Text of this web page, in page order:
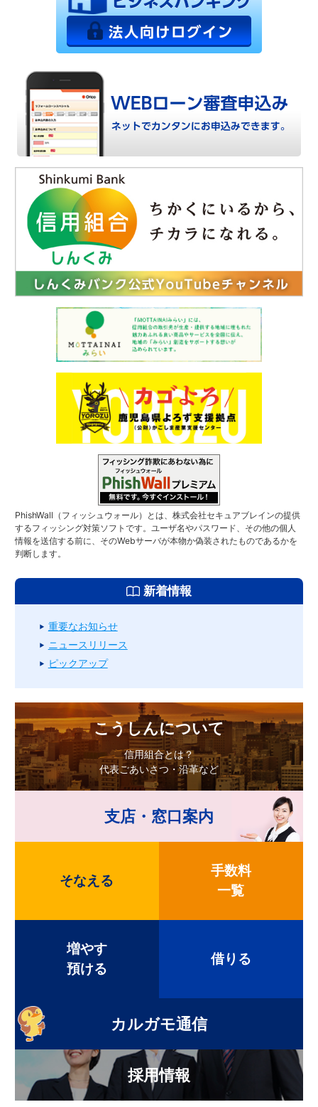
PhishWall（フィッシュウォール）とは、株式会社セキュアブレインの提供
するフィッシング対策ソフトです。ユーザ名やパスワード、その他の個人
情報を送信する前に、そのWebサーバが本物か偽装されたものであるかを
判断します。
新着情報
重要なお知らせ
ニュースリリース
ピックアップ
こうしんについて
信用組合とは？
代表ごあいさつ・沿革など
支店・窓口案内
そなえる
手数料
一覧
増やす
預ける
借りる
カルガモ通信
採用情報